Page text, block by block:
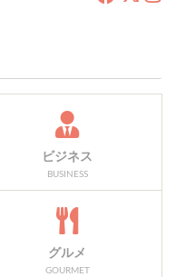
ビジネス
BUSINESS
グルメ
GOURMET